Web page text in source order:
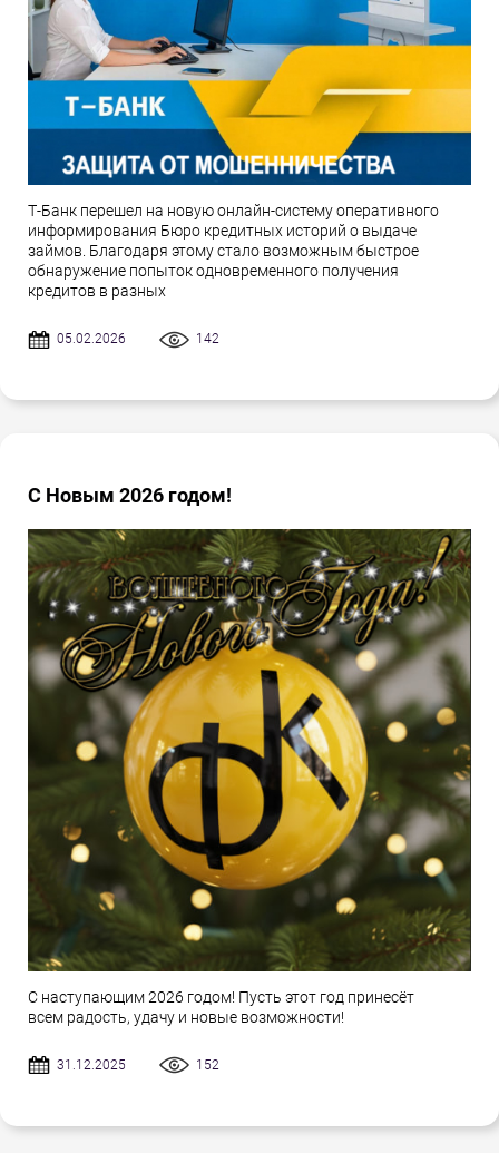
Т-Банк перешел на новую онлайн-систему оперативного
информирования Бюро кредитных историй о выдаче
займов. Благодаря этому стало возможным быстрое
обнаружение попыток одновременного получения
кредитов в разных
05.02.2026 142
С Новым 2026 годом!
С наступающим 2026 годом! Пусть этот год принесёт
всем радость, удачу и новые возможности!
31.12.2025 152